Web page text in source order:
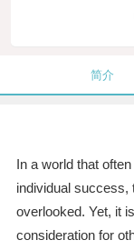
简介
In a world that
individual success,
overlooked. Yet, it
consideration for